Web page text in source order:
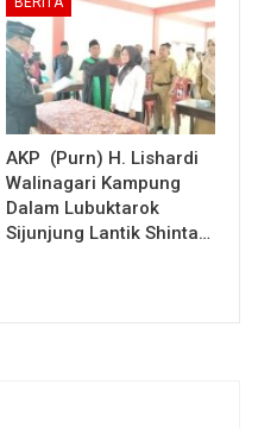
AKP (Purn) H. Lishardi
Walinagari Kampung
Dalam Lubuktarok
Sijunjung Lantik Shinta…